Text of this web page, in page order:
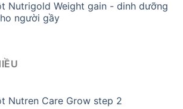
Nutrigold Weight gain - dinh dưỡng
người gầy
Nutren Care Grow step 2